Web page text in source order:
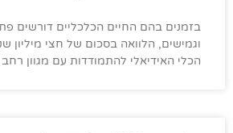
בזמנים בהם החיים הכלכליים דורשים
וגמישים, הלוואה בסכום של חצי מיליון
הכלי האידיאלי להתמודדות עם מגוון